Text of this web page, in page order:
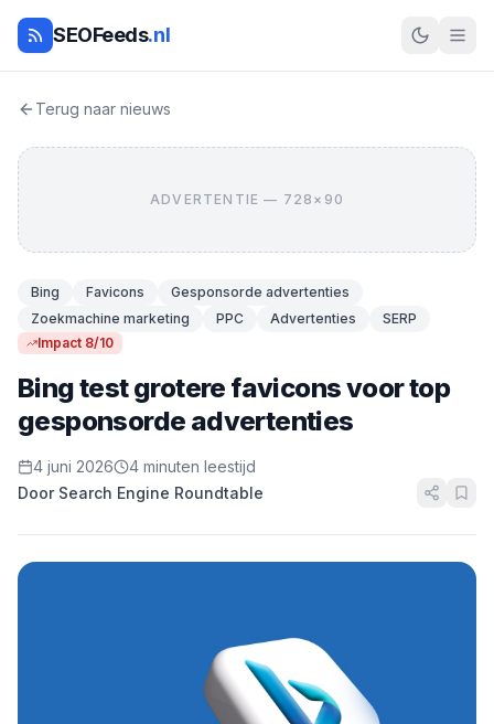
SEOFeeds.nl
Terug naar nieuws
ADVERTENTIE — 728×90
Bing Favicons
Gesponsorde advertenties
Zoekmachine marketing
PPC Advertenties
SERP
Impact 8/10
Bing test grotere favicons voor top
gesponsorde advertenties
4 juni 2026
4 minuten leestijd
Door Search Engine Roundtable